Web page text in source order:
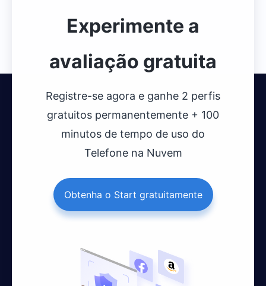
Experimente a
avaliação gratuita
Registre-se agora e ganhe 2 perfis
gratuitos permanentemente + 100
minutos de tempo de uso do
Telefone na Nuvem
Obtenha o Start gratuitamente